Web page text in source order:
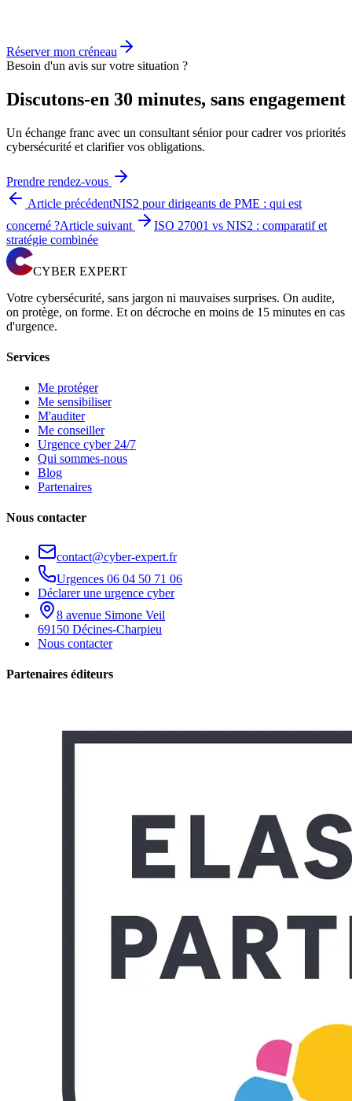
Réserver mon créneau
Besoin d'un avis sur votre situation ?
Discutons-en 30 minutes, sans engagement
Un échange franc avec un consultant sénior pour cadrer vos priorités
cybersécurité et clarifier vos obligations.
Prendre rendez-vous
Article précédentNIS2 pour dirigeants de PME : qui est
concerné ?Article suivant
ISO 27001 vs NIS2 : comparatif et
stratégie combinée
CYBER EXPERT
Votre cybersécurité, sans jargon ni mauvaises surprises. On audite,
on protège, on forme. Et on décroche en moins de 15 minutes en cas
d'urgence.
Services
Me protéger
Me sensibiliser
M'auditer
Me conseiller
Urgence cyber 24/7
Qui sommes-nous
Blog
Partenaires
Nous contacter
contact@cyber-expert.fr
Urgences 06 04 50 71 06
Déclarer une urgence cyber
8 avenue Simone Veil
69150 Décines-Charpieu
Nous contacter
Partenaires éditeurs